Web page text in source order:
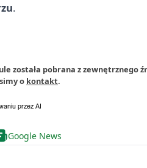
.
została pobrana z zewnętrznego
o kontakt.
Google News